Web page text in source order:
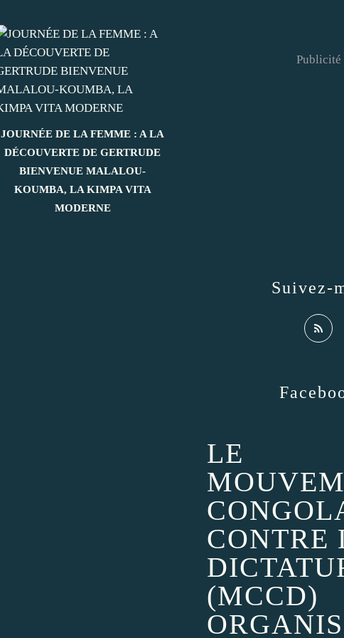
JOURNÉE DE LA FEMME : A LA
DÉCOUVERTE DE GERTRUDE
BIENVENUE MALALOU-
KOUMBA, LA KIMPA VITA
MODERNE
Suivez-
LE
CONTRE
(MCCD)
Publicité